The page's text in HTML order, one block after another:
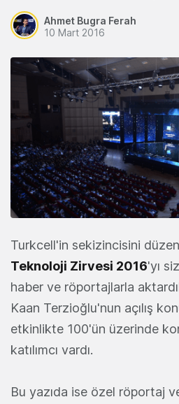
Ahmet Bugra Ferah
10 Mart 2016
Turkcell'in sekizincisini
Teknoloji Zirvesi 2016'yı
haber ve röportajlarla
Kaan Terzioğlu'nun açılış
etkinlikte 100'ün üzerinde
katılımcı vardı.
Bu yazıda ise özel röportaj